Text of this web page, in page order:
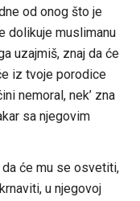
od onog što je
dolikuje muslimanu
uzajmiš, znaj da će
iz tvoje porodice
nemoral, nek’ zna
sa njegovim
će mu se osvetiti,
u njegovoj